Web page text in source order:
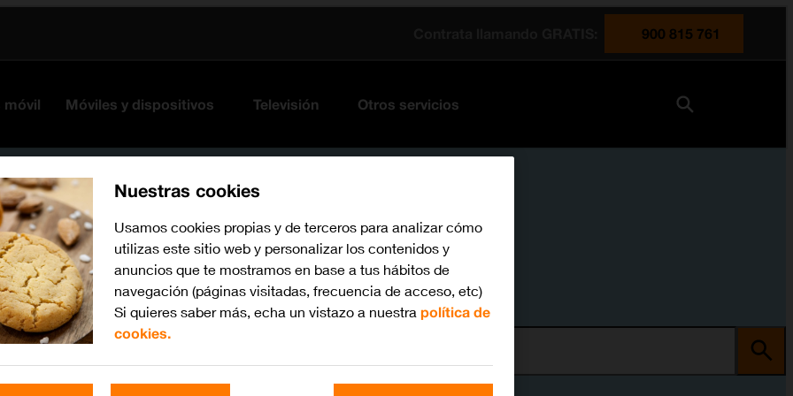
900 815 761
móvil Móviles y dispositivos Televisión Otros servicios
iPadOS 14.4
Nuestras cookies
Usamos cookies propias y de terceros para analizar cómo
utilizas este sitio web y personalizar los contenidos y
anuncios que te mostramos en base a tus hábitos de
navegación (páginas visitadas, frecuencia de acceso, etc)
Si quieres saber más, echa un vistazo a nuestra política de
cookies.